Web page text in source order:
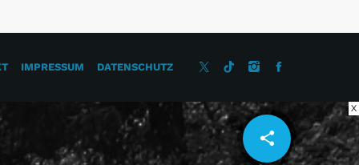
share
email
IMPRESSUM DATENSCHUTZ
X